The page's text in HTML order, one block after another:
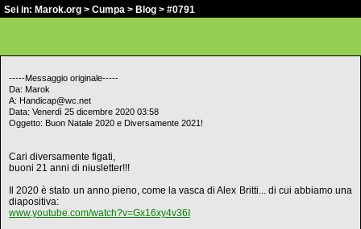
Sei in: Marok.org > Cumpa > Blog > #0791
-----Messaggio originale-----
Da: Marok
A: Handicap@wc.net
Data: Venerdì 25 dicembre 2020 03:58
Oggetto: Buon Natale 2020 e Diversamente 2021!
Cari diversamente figati,
buoni 21 anni di niusletter!!!
Il 2020 è stato un anno pieno, come la vasca di Alex Britti... di cui abbiamo una
diapositiva:
www.youtube.com/watch?v=Gx16xy4v36I